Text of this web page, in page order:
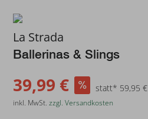
La Strada
Ballerinas & Slings
39,99 € statt* 59,95 €
inkl. MwSt.zzgl. Versandkosten